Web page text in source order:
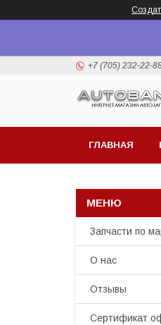
+7 (705) 232-22-
ГЛАВНАЯ
Запчасти по
О нас
Отзывы
Сертификат